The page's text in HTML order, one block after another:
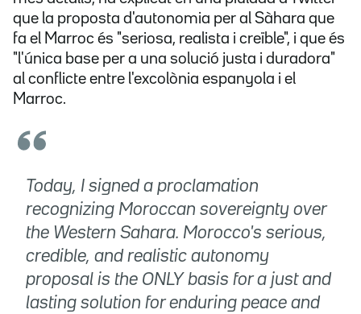
que la proposta d'autonomia per al Sàhara que
fa el Marroc és "seriosa, realista i creïble", i que és
"l'única base per a una solució justa i duradora"
al conflicte entre l'excolònia espanyola i el
Marroc.
Today, I signed a proclamation
recognizing Moroccan sovereignty over
the Western Sahara. Morocco's serious,
credible, and realistic autonomy
proposal is the ONLY basis for a just and
lasting solution for enduring peace and